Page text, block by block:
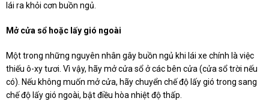
lái ra khỏi cơn buồn ngủ.
Mở cửa sổ hoặc lấy gió ngoài
Một trong những nguyên nhân gây buồn ngủ khi lái xe chính là việc
thiếu ô-xy tươi. Vì vậy, hãy mở cửa sổ ở các bên cửa (cửa sổ trời nếu
có). Nếu không muốn mở cửa, hãy chuyển chế độ lấy gió trong sang
chế độ lấy gió ngoài, bật điều hòa nhiệt độ thấp.